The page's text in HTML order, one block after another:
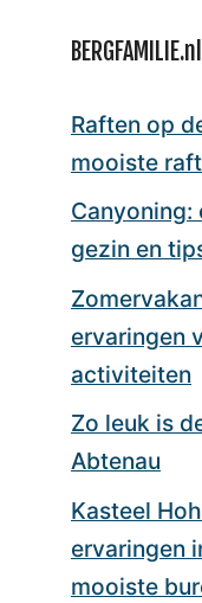
Raften op
mooiste
Canyoning:
gezin en
ervaringen
activiteiten
Zo leuk is
Abtenau
Kasteel
ervaringen
mooiste